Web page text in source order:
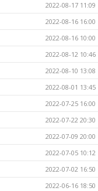
2022-08-17 11:09
2022-08-16 16:00
2022-08-16 10:00
2022-08-12 10:46
2022-08-10 13:08
2022-08-01 13:45
2022-07-25 16:00
2022-07-22 20:30
2022-07-09 20:00
2022-07-05 10:12
2022-07-02 16:50
2022-06-16 18:50